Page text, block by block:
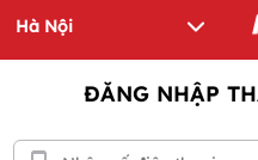
ĐĂNG NHẬP